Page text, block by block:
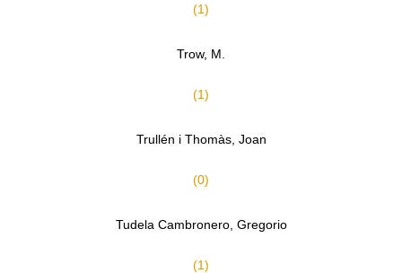
(1)
Trow, M.
(1)
Trullén i Thomàs, Joan
(0)
Tudela Cambronero, Gregorio
(1)